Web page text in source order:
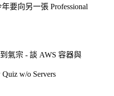
要向另一張 Professional
氣宗 - 談 AWS 容器與
w/o Servers